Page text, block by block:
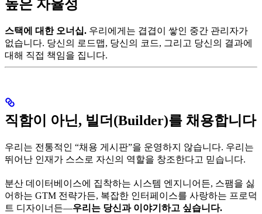
높은 자율성
스택에 대한 오너십. 우리에게는 겹겹이 쌓인 중간 관리자가
없습니다. 당신의 로드맵, 당신의 코드, 그리고 당신의 결과에
대해 직접 책임을 집니다.
직함이 아닌, 빌더(Builder)를 채용합니다
우리는 전통적인 “채용 게시판”을 운영하지 않습니다. 우리는
뛰어난 인재가 스스로 자신의 역할을 창조한다고 믿습니다.
분산 데이터베이스에 집착하는 시스템 엔지니어든, 스팸을 싫
어하는 GTM 전략가든, 복잡한 인터페이스를 사랑하는 프로덕
트 디자이너든—우리는 당신과 이야기하고 싶습니다.